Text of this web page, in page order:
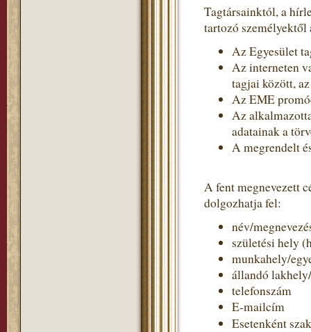
Tagtársainktól, a
tartozó
Az Egyesület
Az interneten
tagjai között,
Az EME
Az
adatainak a
A megrendelt
A fent megnevezett
dolgozhatja fel:
név/
születési hely
munkahely/
állandó
telefonszám
E-mailcím
Esetenként